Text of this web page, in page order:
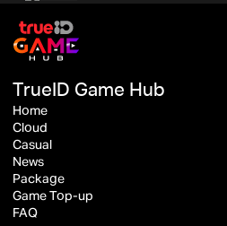
TrueID Game Hub
Home
Cloud
Casual
News
Package
Game Top-up
FAQ